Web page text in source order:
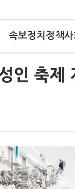
속보정치 정책사
인 축제